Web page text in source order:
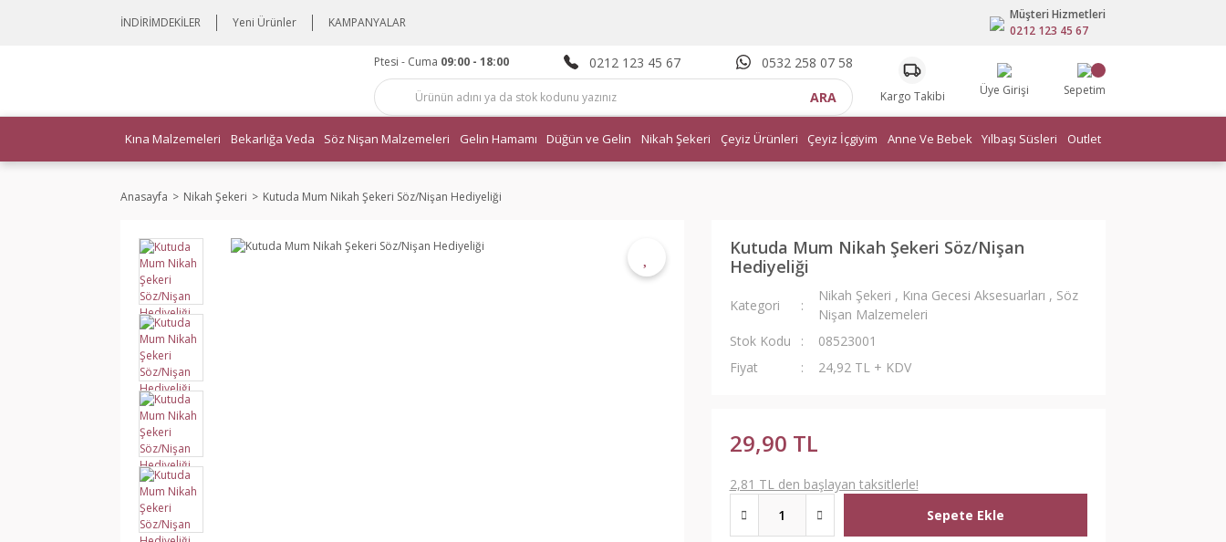
İNDİRİMDEKİLER Yeni Ürünler KAMPANYALAR
Müşteri Hizmetleri
0212 123 45 67
Ptesi - Cuma 09:00 - 18:00 0212 123 45 67 0532 258 07 58
ARA Kargo Takibi Üye Girişi Sepetim
Kına Malzemeleri Bekarlığa Veda Söz Nişan Malzemeleri Gelin Hamamı Düğün ve Gelin Nikah Şekeri Çeyiz Ürünleri Çeyiz İçgiyim Anne Ve Bebek Yılbaşı Süsleri Outlet
Anasayfa Nikah Şekeri Kutuda Mum Nikah Şekeri Söz/Nişan Hediyeliği
Kutuda Mum Nikah Şekeri Söz/Nişan
Hediyeliği
Kategori
Nikah Şekeri , Kına Gecesi Aksesuarları , Söz
Nişan Malzemeleri
Stok Kodu
08523001
Fiyat
24,92 TL + KDV
29,90 TL
2,81 TL den başlayan taksitlerle!
Sepete Ekle